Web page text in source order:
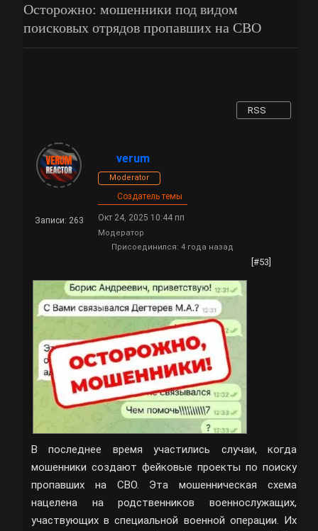
Осторожно: мошенники под видом
поисковых отрядов пропавших на СВО
RSS
Записи: 263
verum
Moderator
Создатель темы
Окт 24, 2025 10:44 пп
Модератор
Присоединился: 4 года назад
[#53]
В последнее время участились случаи, когда
мошенники создают фейковые проекты по поиску
пропавших на СВО. Эта мошенническая схема
нацелена на родственников военнослужащих,
участвующих в специальной военной операции. Их